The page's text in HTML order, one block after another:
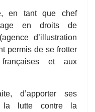
en tant que chef
en droits de
d’illustration
permis de se frotter
et aux
d’apporter ses
la lutte contre la